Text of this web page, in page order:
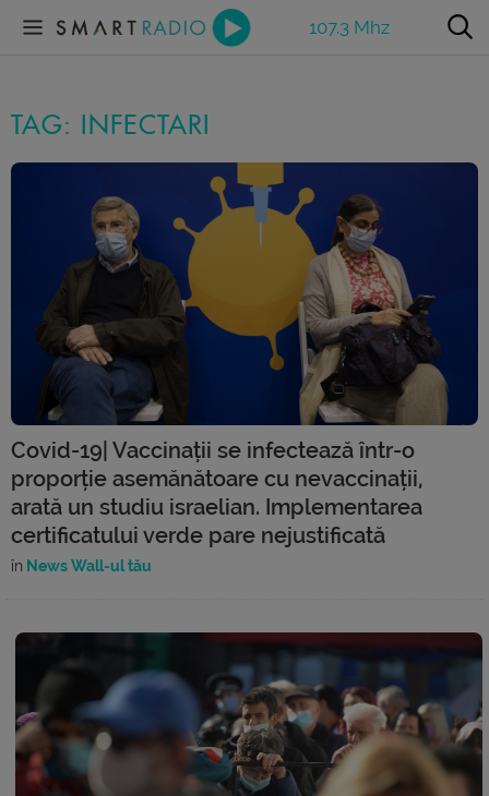
107.3 Mhz
TAG: INFECTARI
Covid-19| Vaccinații se infectează într-o
proporție asemănătoare cu nevaccinații,
arată un studiu israelian. Implementarea
certificatului verde pare nejustificată
în News Wall-ul tău